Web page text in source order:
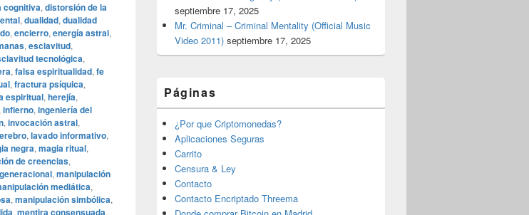
cognitiva, distorsión de la
, dualidad, dualidad
, encierro, energía astral,
, esclavitud,
tecnológica,
, falsa espiritualidad, fe
, fractura psíquica,
espiritual, herejía,
infierno, ingeniería del
, invocación astral,
, lavado informativo,
negra, magia ritual,
de creencias,
, manipulación
mediática,
, manipulación simbólica,
, mentira consensuada,
septiembre 17, 2025
Mr. Criminal – Criminal Mentality (Official Music
Video 2011) septiembre 17, 2025
Páginas
¿Por que Criptomonedas?
Aplicaciones Seguras
Carrito
Censura & Ley
Contacto
Contacto Encriptado Threema